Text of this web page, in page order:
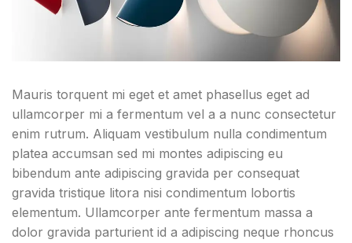
Mauris torquent mi eget et amet phasellus eget ad
ullamcorper mi a fermentum vel a a nunc consectetur
enim rutrum. Aliquam vestibulum nulla condimentum
platea accumsan sed mi montes adipiscing eu
bibendum ante adipiscing gravida per consequat
gravida tristique litora nisi condimentum lobortis
elementum. Ullamcorper ante fermentum massa a
dolor gravida parturient id a adipiscing neque rhoncus